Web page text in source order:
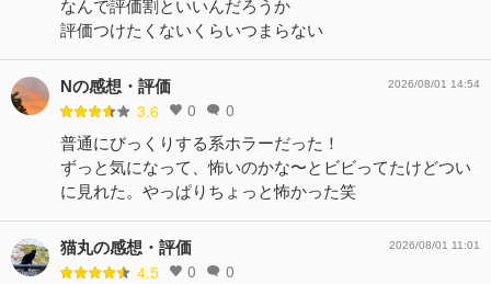
なんで評価割といいんだろうか
評価つけたくないくらいつまらない
Nの感想・評価
3.6 0 0
2026/08/01 14:54
普通にびっくりする系ホラーだった！
ずっと気になって、怖いのかな〜とビビってたけどつい
に見れた。やっぱりちょっと怖かった笑
猫丸の感想・評価
4.5 0 0
2026/08/01 11:01